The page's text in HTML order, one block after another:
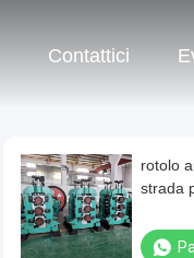
Contattici
rotolo
strada